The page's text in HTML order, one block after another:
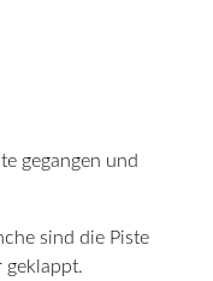
gegangen und
sind die Piste
geklappt.